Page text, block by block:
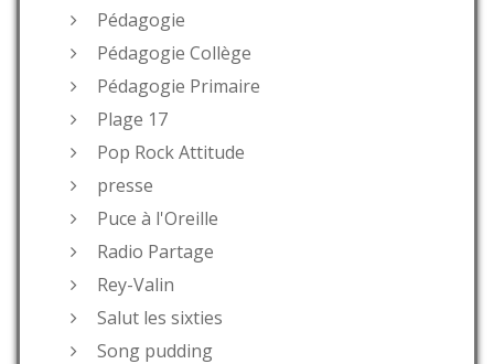
Pédagogie
Pédagogie Collège
Pédagogie Primaire
Plage 17
Pop Rock Attitude
presse
Puce à l'Oreille
Radio Partage
Rey-Valin
Salut les sixties
Song pudding